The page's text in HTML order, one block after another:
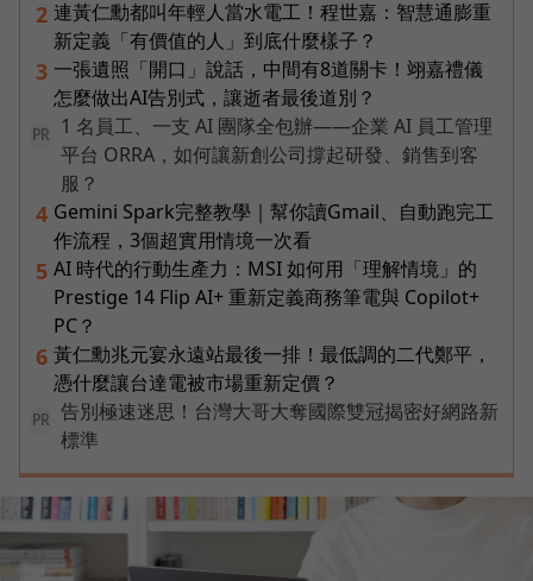
2 連黃仁勳都叫年輕人當水電工！程世嘉：智慧通膨重
新定義「有價值的人」到底什麼樣子？
3 一張遺照「開口」說話，中間有8道關卡！翊嘉禮儀
怎麼做出AI告別式，讓逝者最後道別？
PR
1 名員工、一支 AI 團隊全包辦——企業 AI 員工管理
平台 ORRA，如何讓新創公司撐起研發、銷售到客
服？
4 Gemini Spark完整教學｜幫你讀Gmail、自動跑完工
作流程，3個超實用情境一次看
5 AI 時代的行動生產力：MSI 如何用「理解情境」的
Prestige 14 Flip AI+ 重新定義商務筆電與 Copilot+
PC？
6 黃仁勳兆元宴永遠站最後一排！最低調的二代鄭平，
憑什麼讓台達電被市場重新定價？
PR
告別極速迷思！台灣大哥大奪國際雙冠揭密好網路新
標準